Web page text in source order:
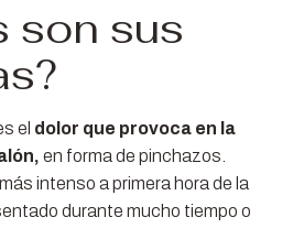
son sus
el dolor que provoca en la
en forma de pinchazos.
intenso a primera hora de la
durante mucho tiempo o